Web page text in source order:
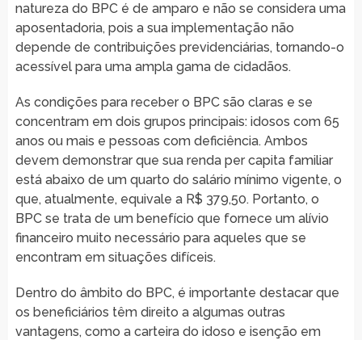
natureza do BPC é de amparo e não se considera uma
aposentadoria, pois a sua implementação não
depende de contribuições previdenciárias, tornando-o
acessível para uma ampla gama de cidadãos.
As condições para receber o BPC são claras e se
concentram em dois grupos principais: idosos com 65
anos ou mais e pessoas com deficiência. Ambos
devem demonstrar que sua renda per capita familiar
está abaixo de um quarto do salário mínimo vigente, o
que, atualmente, equivale a R$ 379,50. Portanto, o
BPC se trata de um benefício que fornece um alívio
financeiro muito necessário para aqueles que se
encontram em situações difíceis.
Dentro do âmbito do BPC, é importante destacar que
os beneficiários têm direito a algumas outras
vantagens, como a carteira do idoso e isenção em